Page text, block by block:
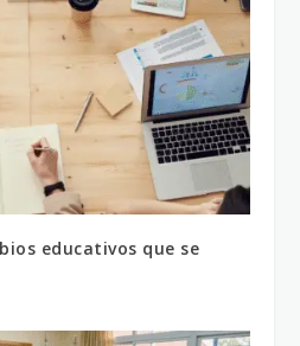
educativos que se